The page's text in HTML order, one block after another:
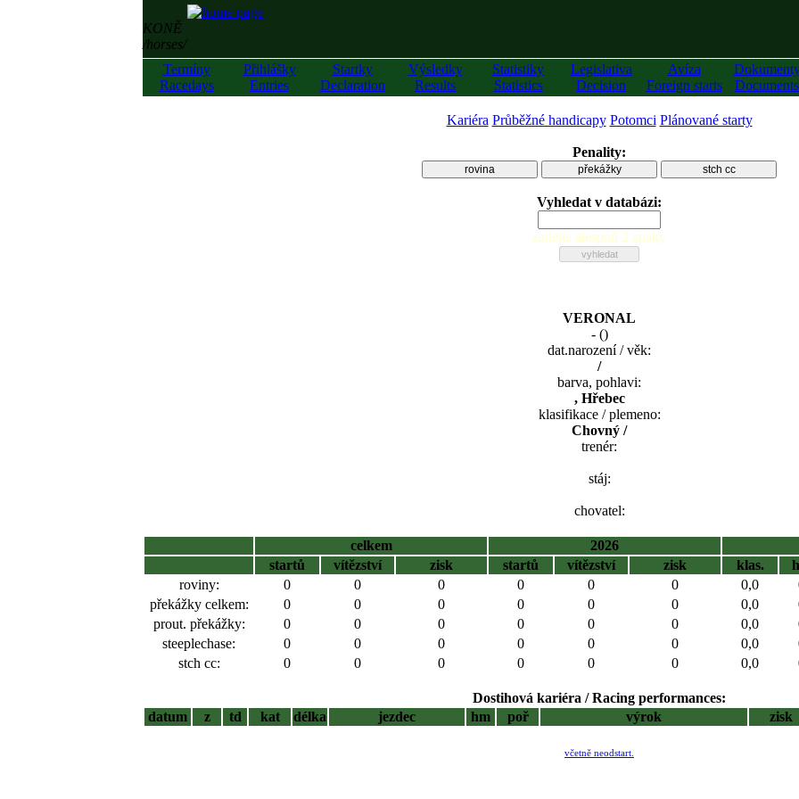
KONĚ
/horses/
Termíny
Racedays
Přihlášky
Entries
Startky
Declaration
Výsledky
Results
Statistiky
Statistics
Legislativa
Decision
Avíza
Foreign starts
Documents
Kariéra Průběžné handicapy Potomci Plánované starty
Penality:
rovina překážky stch cc
Vyhledat v databázi:
zadejte alespoň 2 znaky
VERONAL
-()
dat.narození / věk:
/
barva, pohlavi:
, Hřebec
klasifikace / plemeno:
Chovný /
trenér:
stáj:
chovatel:
celkem
2026
startů
vítězství zisk startů vítězství zisk klas.
roviny:
0 0 0 0 0 0 0,0
překážky celkem:
0 0 0 0 0 0 0,0
prout. překážky:
0 0 0 0 0 0 0,0
steeplechase:
0 0 0 0 0 0 0,0
stch cc:
0 0 0 0 0 0 0,0
Dostihová kariéra / Racing performances:
datum
z td kat délka jezdec hm poř výrok zisk
včetně neodstart.